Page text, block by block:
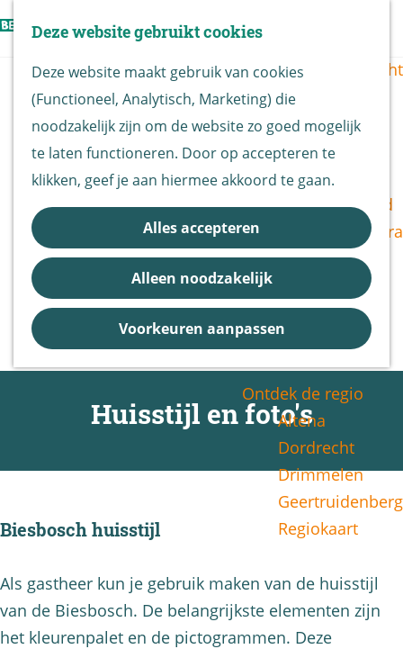
Deze website gebruikt cookies
Deze website maakt gebruik van cookies
(Functioneel, Analytisch, Marketing) die
noodzakelijk zijn om de website zo goed mogelijk
te laten functioneren. Door op accepteren te
klikken, geef je aan hiermee akkoord te gaan.
Alles accepteren
Alleen noodzakelijk
Voorkeuren aanpassen
p
Z
e
k
e
n
e
n
u
Routes overzicht
De Biesbosch
Nationaal Park
De Biesbosch
Bereikbaarheid
Bezoekerscentra
B&B vol leven
Nieuws &
Updates
Ontdek de regio
Altena
Dordrecht
Drimmelen
Geertruidenberg
Regiokaart
Z
e
n
Huisstijl en foto's
Biesbosch huisstijl
Als gastheer kun je gebruik maken van de huisstijl
van de Biesbosch. De belangrijkste elementen zijn
het kleurenpalet en de pictogrammen. Deze